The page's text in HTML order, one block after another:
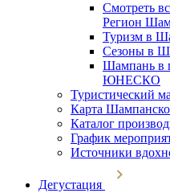
Смотреть
Регион
Туризм в
Сезоны в
Шампань в
ЮНЕСКО
Туристический
Карта
Каталог
График
Источники
Дегустация